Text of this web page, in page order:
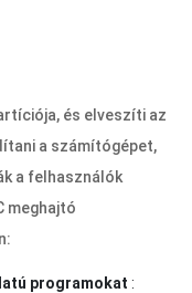
és elveszíti az
a számítógépet,
a felhasználók
meghajtó
programokat :